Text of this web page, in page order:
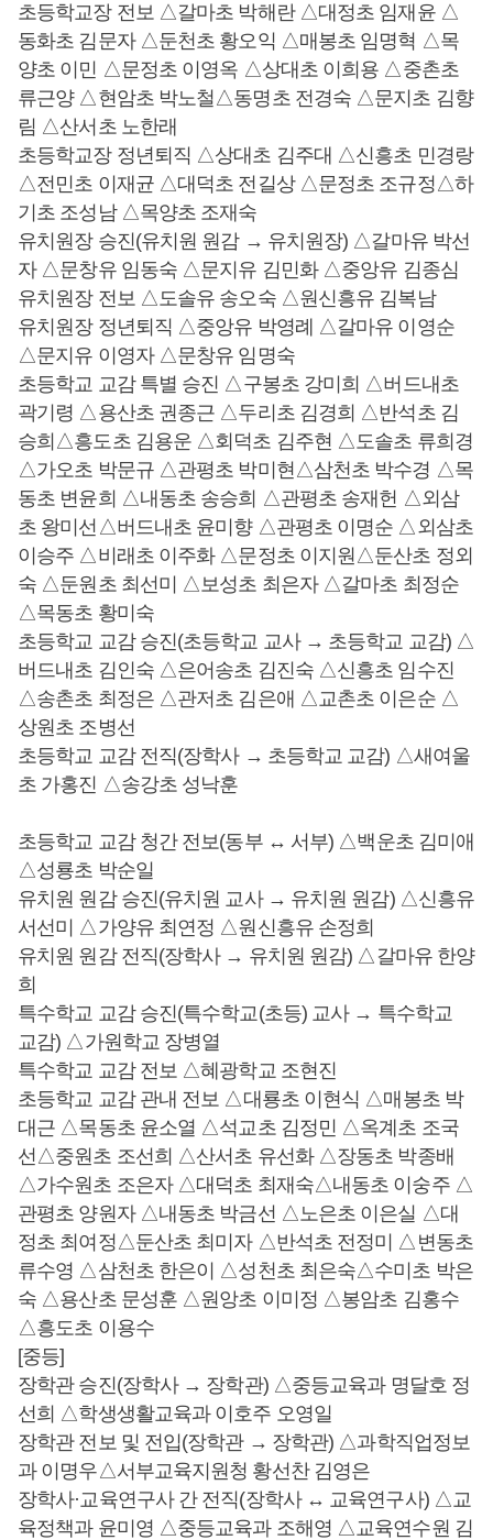
초등학교장 전보 △갈마초 박해란 △대정초 임재윤 △
동화초 김문자 △둔천초 황오익 △매봉초 임명혁 △목
양초 이민 △문정초 이영옥 △상대초 이희용 △중촌초
류근양 △현암초 박노철△동명초 전경숙 △문지초 김향
림 △산서초 노한래
초등학교장 정년퇴직 △상대초 김주대 △신흥초 민경랑
△전민초 이재균 △대덕초 전길상 △문정초 조규정△하
기초 조성남 △목양초 조재숙
유치원장 승진(유치원 원감 → 유치원장) △갈마유 박선
자 △문창유 임동숙 △문지유 김민화 △중앙유 김종심
유치원장 전보 △도솔유 송오숙 △원신흥유 김복남
유치원장 정년퇴직 △중앙유 박영례 △갈마유 이영순
△문지유 이영자 △문창유 임명숙
초등학교 교감 특별 승진 △구봉초 강미희 △버드내초
곽기령 △용산초 권종근 △두리초 김경희 △반석초 김
승희△흥도초 김용운 △회덕초 김주현 △도솔초 류희경
△가오초 박문규 △관평초 박미현△삼천초 박수경 △목
동초 변윤희 △내동초 송승희 △관평초 송재헌 △외삼
초 왕미선△버드내초 윤미향 △관평초 이명순 △외삼초
이승주 △비래초 이주화 △문정초 이지원△둔산초 정외
숙 △둔원초 최선미 △보성초 최은자 △갈마초 최정순
△목동초 황미숙
초등학교 교감 승진(초등학교 교사 → 초등학교 교감) △
버드내초 김인숙 △은어송초 김진숙 △신흥초 임수진
△송촌초 최정은 △관저초 김은애 △교촌초 이은순 △
상원초 조병선
초등학교 교감 전직(장학사 → 초등학교 교감) △새여울
초 가홍진 △송강초 성낙훈
초등학교 교감 청간 전보(동부 ↔ 서부) △백운초 김미애
△성룡초 박순일
유치원 원감 승진(유치원 교사 → 유치원 원감) △신흥유
서선미 △가양유 최연정 △원신흥유 손정희
유치원 원감 전직(장학사 → 유치원 원감) △갈마유 한양
희
특수학교 교감 승진(특수학교(초등) 교사 → 특수학교
교감) △가원학교 장병열
특수학교 교감 전보 △혜광학교 조현진
초등학교 교감 관내 전보 △대룡초 이현식 △매봉초 박
대근 △목동초 윤소열 △석교초 김정민 △옥계초 조국
선△중원초 조선희 △산서초 유선화 △장동초 박종배
△가수원초 조은자 △대덕초 최재숙△내동초 이숭주 △
관평초 양원자 △내동초 박금선 △노은초 이은실 △대
정초 최여정△둔산초 최미자 △반석초 전정미 △변동초
류수영 △삼천초 한은이 △성천초 최은숙△수미초 박은
숙 △용산초 문성훈 △원앙초 이미정 △봉암초 김홍수
△흥도초 이용수
[중등]
장학관 승진(장학사 → 장학관) △중등교육과 명달호 정
선희 △학생생활교육과 이호주 오영일
장학관 전보 및 전입(장학관 → 장학관) △과학직업정보
과 이명우△서부교육지원청 황선찬 김영은
장학사·교육연구사 간 전직(장학사 ↔ 교육연구사) △교
육정책과 윤미영 △중등교육과 조해영 △교육연수원 김